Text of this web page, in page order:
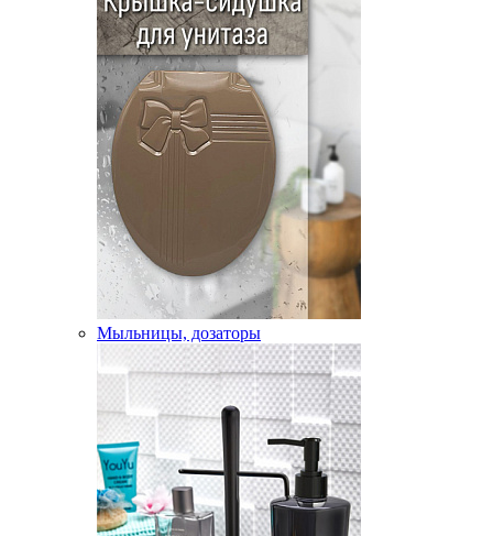
Мыльницы, дозаторы